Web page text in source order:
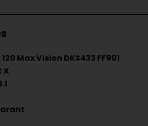
Max Vision DKS433 FF901
X